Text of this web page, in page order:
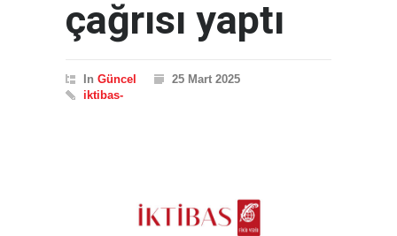
çağrısı yaptı
In Güncel
25 Mart 2025
iktibas-